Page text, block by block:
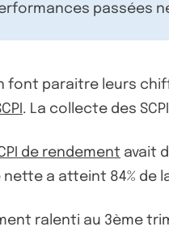
font paraitre leurs
. La collecte des
de rendement avait
a atteint 84% de
ralenti au 3ème